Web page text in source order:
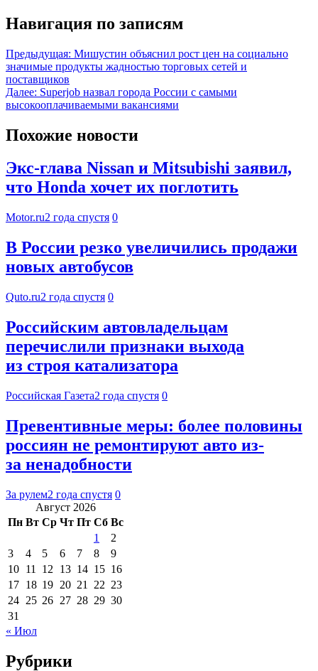
Навигация по записям
Предыдущая: Мишустин объяснил рост цен на социально
значимые продукты жадностью торговых сетей и
поставщиков
Далее: Superjob назвал города России с самыми
высокооплачиваемыми вакансиями
Похожие новости
Экс-глава Nissan и Mitsubishi заявил,
что Honda хочет их поглотить
Motor.ru2 года спустя 0
В России резко увеличились продажи
новых автобусов
Quto.ru2 года спустя 0
Российским автовладельцам
перечислили признаки выхода
из строя катализатора
Российская Газета2 года спустя 0
Превентивные меры: более половины
россиян не ремонтируют авто из-
за ненадобности
За рулем2 года спустя 0
Август 2026
Пн Вт Ср Чт Пт Сб Вс
1
2
3
4 5 6 7 8
9
10 11 12 13 14 15 16
17 18 19 20 21 22 23
24 25 26 27 28 29 30
31
« Июл
Рубрики